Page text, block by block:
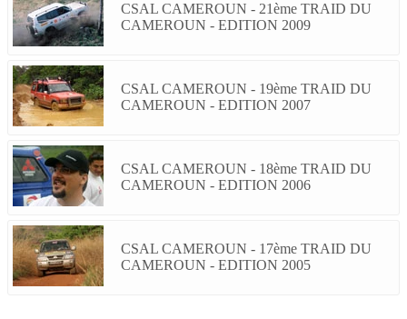
CSAL CAMEROUN - 21ème TRAID DU
CAMEROUN - EDITION 2009
CSAL CAMEROUN - 19ème TRAID DU
CAMEROUN - EDITION 2007
CSAL CAMEROUN - 18ème TRAID DU
CAMEROUN - EDITION 2006
CSAL CAMEROUN - 17ème TRAID DU
CAMEROUN - EDITION 2005